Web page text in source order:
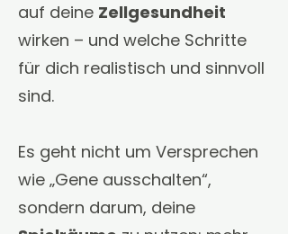
auf deine Zellgesundheit
wirken – und welche Schritte
für dich realistisch und sinnvoll
sind.
Es geht nicht um Versprechen
wie „Gene ausschalten“,
sondern darum, deine